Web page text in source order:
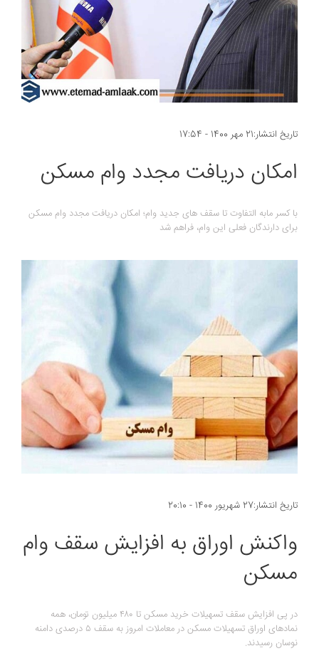
تاریخ انتشار:21 مهر 1400 - 17:54
امکان دریافت مجدد وام مسکن
با کسر مابه التفاوت تا سقف های جدید وام؛ امکان دریافت مجدد وام مسکن
برای دارندگان فعلی این وام، فراهم شد
تاریخ انتشار:27 شهریور 1400 - 20:10
واکنش اوراق به افزایش سقف وام
مسکن
در پی افزایش سقف تسهیلات خرید مسکن تا ۴۸۰ میلیون تومان، همه
نمادهای اوراق تسهیلات مسکن در معاملات امروز به سقف ۵ درصدی دامنه
نوسان رسیدند.